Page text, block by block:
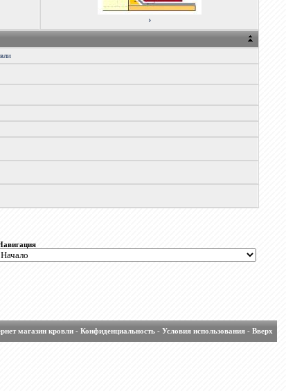
›
магазин кровли- Конфиденциальность- Условия использования- Вверх